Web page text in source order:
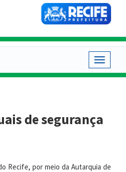
Toggle
de segurança
Recife, por meio da Autarquia de